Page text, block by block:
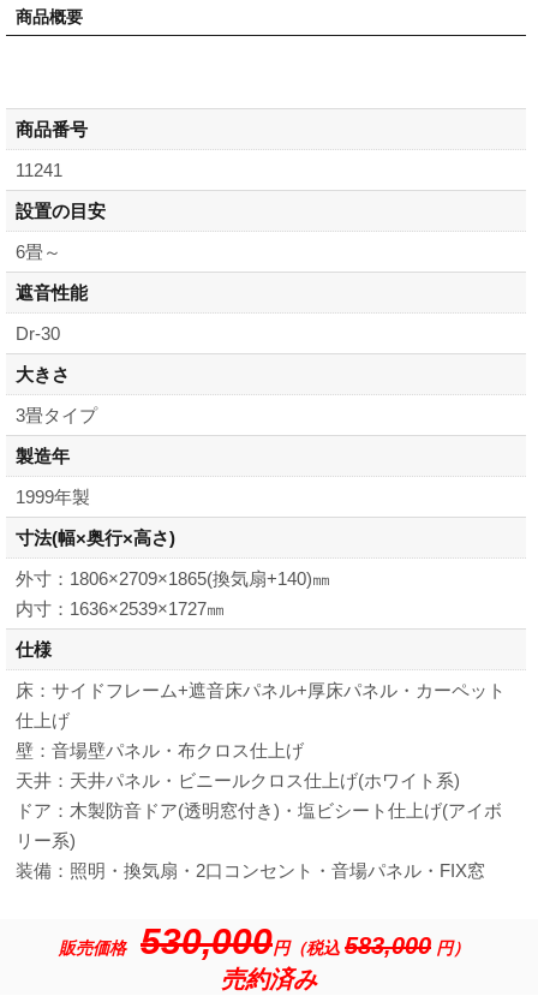
商品概要
商品番号
11241
設置の目安
6畳～
遮音性能
Dr-30
大きさ
3畳タイプ
製造年
1999年製
寸法(幅×奥行×高さ)
外寸：1806×2709×1865(換気扇+140)㎜
内寸：1636×2539×1727㎜
仕様
床：サイドフレーム+遮音床パネル+厚床パネル・カーペット
仕上げ
壁：音場壁パネル・布クロス仕上げ
天井：天井パネル・ビニールクロス仕上げ(ホワイト系)
ドア：木製防音ドア(透明窓付き)・塩ビシート仕上げ(アイボ
リー系)
装備：照明・換気扇・2口コンセント・音場パネル・FIX窓
販売価格 530,000円（税込 583,000 円）
売約済み